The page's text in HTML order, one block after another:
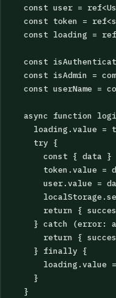
const user =
const token =
const loading =
const
const isAdmin =
const userName =
async function
loading.value =
    try {
const { data }
token.value =
user.value =
return {
} catch (error:
return {
    } finally {
loading.value
    }
  }